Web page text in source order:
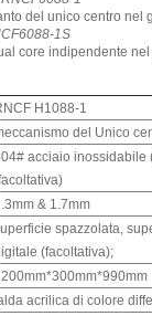
del unico centro
1S
core indipendente
H1088-1
del Unico
acciaio inossidabile
& 1.7mm
spazzolata,
(facoltativa);
acrilica di colore